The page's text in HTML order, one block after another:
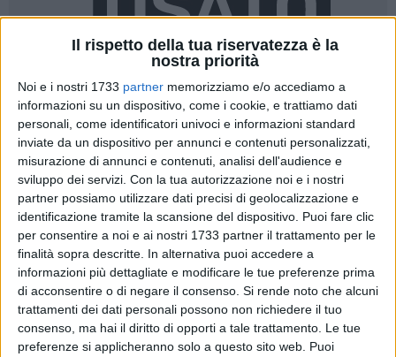
Il rispetto della tua riservatezza è la
nostra priorità
Noi e i nostri 1733 partner memorizziamo e/o accediamo a
informazioni su un dispositivo, come i cookie, e trattiamo dati
personali, come identificatori univoci e informazioni standard
inviate da un dispositivo per annunci e contenuti personalizzati,
misurazione di annunci e contenuti, analisi dell'audience e
sviluppo dei servizi. Con la tua autorizzazione noi e i nostri
partner possiamo utilizzare dati precisi di geolocalizzazione e
identificazione tramite la scansione del dispositivo. Puoi fare clic
per consentire a noi e ai nostri 1733 partner il trattamento per le
finalità sopra descritte. In alternativa puoi accedere a
informazioni più dettagliate e modificare le tue preferenze prima
di acconsentire o di negare il consenso. Si rende noto che alcuni
trattamenti dei dati personali possono non richiedere il tuo
consenso, ma hai il diritto di opporti a tale trattamento. Le tue
preferenze si applicheranno solo a questo sito web. Puoi
3
La campagna di comunicazione del comune di Bari a
Milano. "Bari never ends" sarà, infatti, presentata alla BIT -
Borsa Internazionale del Turismo 2018, in programma a
Milano da domenica 11 a martedì 13 febbraio. Sarà
l'assessore alle Culture e al Turismo,Silvio Maselli , a
illustrare agli operatori turistici presenti lo spot, la campagna
di comunicazione multisoggetto e l'intero coordinato grafico